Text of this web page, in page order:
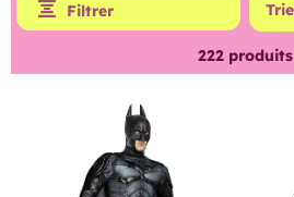
Filtrer
222produits